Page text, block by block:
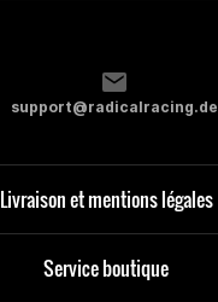
support@radicalracing.de
Livraison et mentions légales
Service boutique